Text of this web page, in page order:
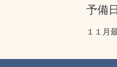
予備日
１１月